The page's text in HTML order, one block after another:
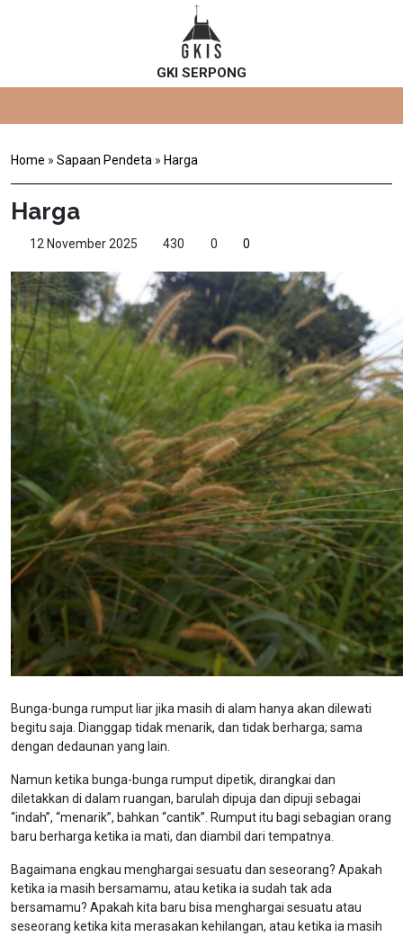
GKI SERPONG
Home » Sapaan Pendeta » Harga
Harga
12 November 2025 430 0 0
Bunga-bunga rumput liar jika masih di alam hanya akan dilewati
begitu saja. Dianggap tidak menarik, dan tidak berharga; sama
dengan dedaunan yang lain.
Namun ketika bunga-bunga rumput dipetik, dirangkai dan
diletakkan di dalam ruangan, barulah dipuja dan dipuji sebagai
“indah”, “menarik”, bahkan “cantik”. Rumput itu bagi sebagian orang
baru berharga ketika ia mati, dan diambil dari tempatnya.
Bagaimana engkau menghargai sesuatu dan seseorang? Apakah
ketika ia masih bersamamu, atau ketika ia sudah tak ada
bersamamu? Apakah kita baru bisa menghargai sesuatu atau
seseorang ketika kita merasakan kehilangan, atau ketika ia masih